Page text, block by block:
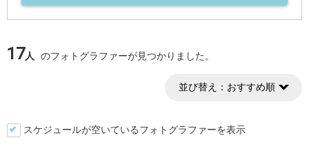
17人 のフォトグラファーが見つかりました。
並び替え： おすすめ順
スケジュールが空いているフォトグラファーを表示